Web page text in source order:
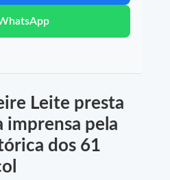
Leite presta
imprensa pela
dos 61